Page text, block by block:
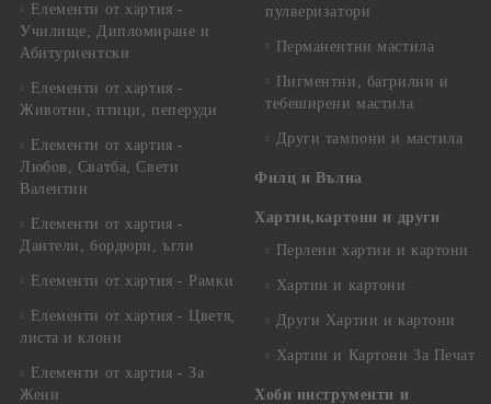
Елементи от хартия -
Училище, Дипломиране и
Абитуриентски
Елементи от хартия -
Животни, птици, пеперуди
Елементи от хартия -
Любов, Сватба, Свети
Валентин
Елементи от хартия -
Дантели, бордюри, ъгли
Елементи от хартия - Рамки
Елементи от хартия - Цветя,
листа и клони
Елементи от хартия - За
Жени
пулверизатори
Перманентни мастила
Пигментни, багрилни и
тебеширени мастила
Други тампони и мастила
Филц и Вълна
Хартии,картони и други
Перлени хартии и картони
Хартии и картони
Други Хартии и картони
Хартии и Картони За Печат
Хоби инструменти и